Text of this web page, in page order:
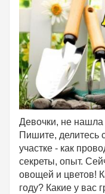
Девочки, не нашла
Пишите, делитесь
участке - как
секреты, опыт.
овощей и цветов!
году? Какие у вас